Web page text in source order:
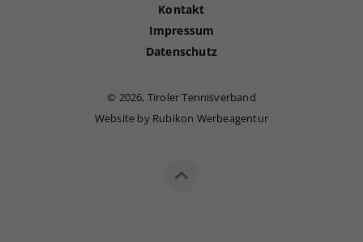
Kontakt
Impressum
Datenschutz
© 2026, Tiroler Tennisverband
Website by Rubikon Werbeagentur